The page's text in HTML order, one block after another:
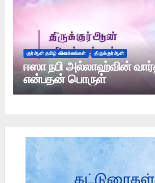
குர்ஆன் தமிழ் விளக்கங்கள் திருக்குர்ஆன்
ஈஸா நபி அல்லாஹ்வின்
என்பதன் பொருள்